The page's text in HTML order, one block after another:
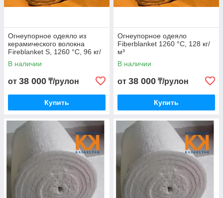
Огнеупорное одеяло из
керамического волокна
Fireblanket S, 1260 °C, 96 кг/
м³
В наличии
от 38 000 ₸/рулон
Купить
Огнеупорное одеяло
Fiberblanket 1260 °C, 128 кг/
м³
В наличии
от 38 000 ₸/рулон
Купить